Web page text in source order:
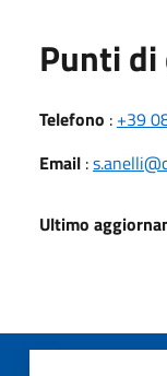
Punti
Telefono : +39
Email :
Ultimo